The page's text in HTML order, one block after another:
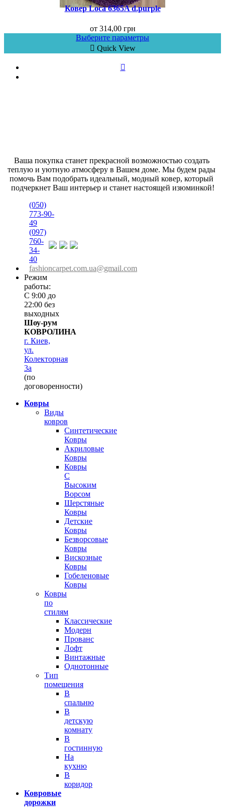
Ковер Loca 6365A d.purple
от 314,00 грн
Выберите параметры
Quick View
Ваша покупка станет прекрасной возможностью создать
теплую и уютную атмосферу в Вашем доме. Мы будем рады
помочь Вам подобрать идеальный, модный ковер, который
подчеркнет Ваш интерьер и станет настоящей изюминкой!
(050)
773-90-
49
(097)
760-
34-
40
fashioncarpet.com.ua@gmail.com
Режим
работы:
С 9:00 до
22:00 без
выходных
Шоу-рум
КОВРОЛИНА
г. Киев,
ул.
Колекторная
3а
(по
договоренности)
Ковры
Виды
ковров
Синтетические
Ковры
Акриловые
Ковры
Ковры
С
Высоким
Ворсом
Шерстяные
Ковры
Детские
Ковры
Безворсовые
Ковры
Вискозные
Ковры
Гобеленовые
Ковры
Ковры
по
стилям
Классические
Модерн
Прованс
Лофт
Винтажные
Однотонные
Тип
помещения
В
спальню
В
детскую
комнату
В
гостинную
На
кухню
В
коридор
Ковровые
дорожки